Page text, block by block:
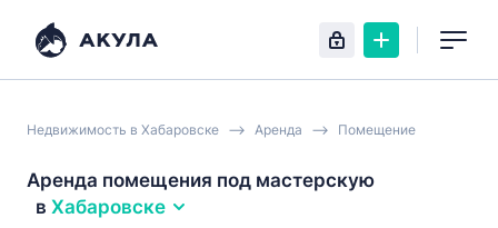
Недвижимость в Хабаровске Аренда Помещение
Аренда помещения под мастерскую
в Хабаровске